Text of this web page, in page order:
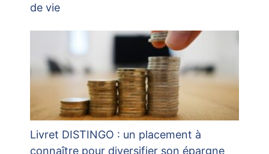
de vie
Livret DISTINGO : un placement à
connaître pour diversifier son épargne